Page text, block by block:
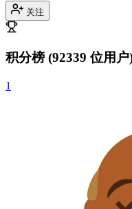
关注
积分榜 (92339 位用户
1